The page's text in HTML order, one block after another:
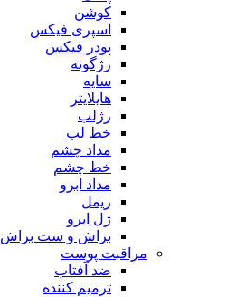
کوشن
اسپری فیکس
پودر فیکس
رژگونه
سایه
هایلایتر
رژلب
خط لب
مداد چشم
خط چشم
مداد ابرو
ریمل
ژل ابرو
براش و ست براش
مراقبت پوست
ضد آفتاب
ترمیم کننده